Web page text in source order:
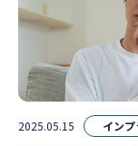
2025.05.15 イン